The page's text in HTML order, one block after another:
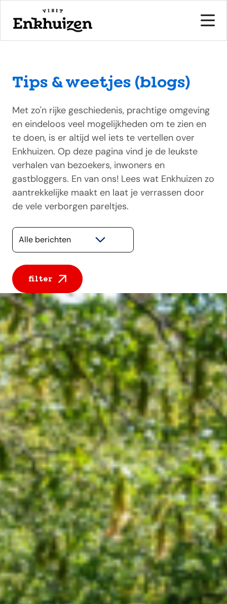
naar de inhoud
Tips & weetjes (blogs)
Met zo'n rijke geschiedenis, prachtige omgeving
en eindeloos veel mogelijkheden om te zien en
te doen, is er altijd wel iets te vertellen over
Enkhuizen. Op deze pagina vind je de leukste
verhalen van bezoekers, inwoners en
gastbloggers. En van ons! Lees wat Enkhuizen zo
aantrekkelijke maakt en laat je verrassen door
de vele verborgen pareltjes.
Selecteer een categorie
filter